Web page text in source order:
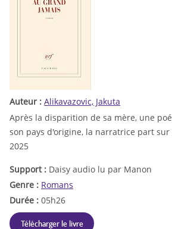
Auteur : Alikavazovic, Jakuta
Après la disparition de sa mère, une
son pays d'origine, la narratrice part
2025
Support : Daisy audio lu par Manon
Genre : Romans
Durée : 05h26
Télécharger le livre